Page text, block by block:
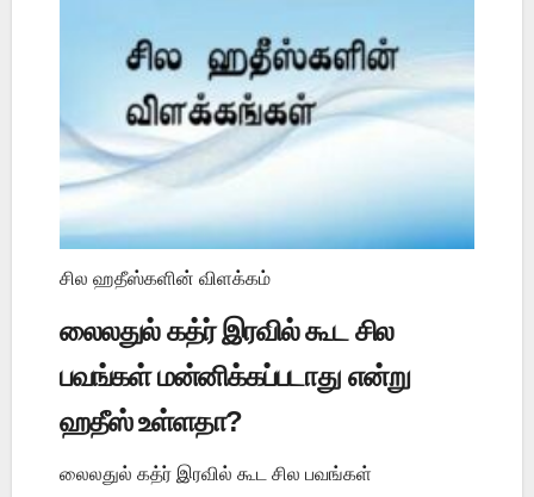
சில ஹதீஸ்களின் விளக்கம்
லைலதுல் கத்ர் இரவில் கூட சில
பவங்கள் மன்னிக்கப்படாது என்று
ஹதீஸ் உள்ளதா?
லைலதுல் கத்ர் இரவில் கூட சில பவங்கள்